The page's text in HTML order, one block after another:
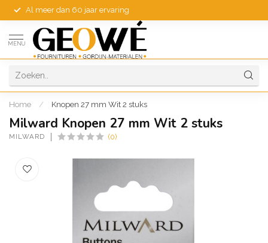
Al meer dan 60 jaar ervaring
MENU
Home / Knopen 27 mm Wit 2 stuks
Milward Knopen 27 mm Wit 2 stuks
MILWARD (0)